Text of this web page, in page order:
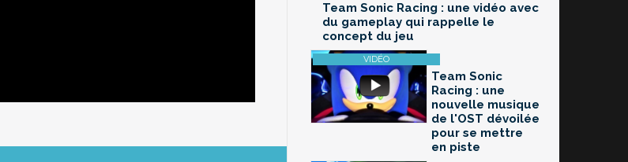
Team Sonic Racing : une vidéo avec
du gameplay qui rappelle le
concept du jeu
Team Sonic
Racing : une
nouvelle musique
de l'OST dévoilée
pour se mettre
en piste